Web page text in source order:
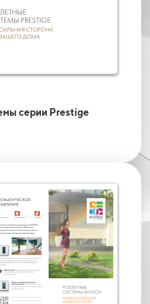
серии Prestige